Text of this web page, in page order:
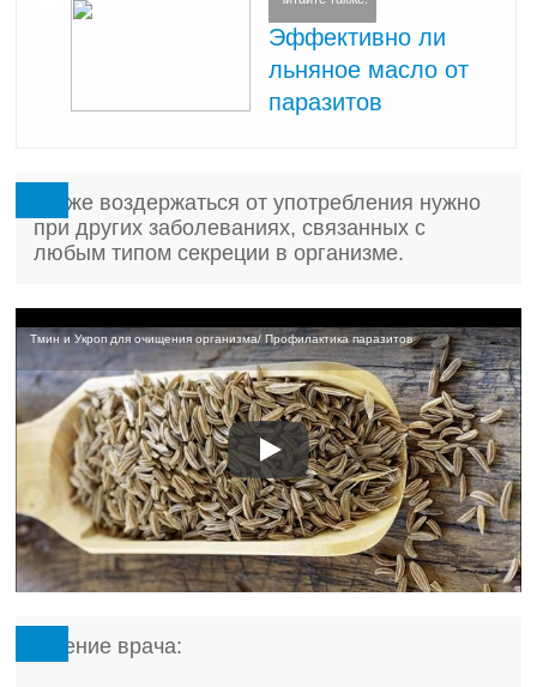
Эффективно ли
льняное масло от
паразитов
Также воздержаться от употребления нужно
при других заболеваниях, связанных с
любым типом секреции в организме.
Тмин и Укроп для очищения организма/ Профилактика паразитов
Мнение врача: